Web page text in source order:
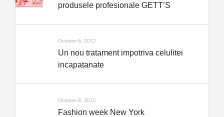
produsele profesionale GETT’S
October 8, 2012
Un nou tratament impotriva celulitei
incapatanate
October 8, 2012
Fashion week New York